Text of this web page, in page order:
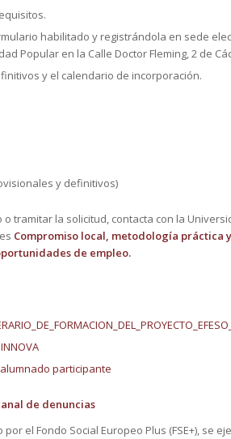
habilitado y registrándola en sede
Popular en la Calle Doctor Fleming, 2 de
y el calendario de incorporación.
y definitivos)
tramitar la solicitud, contacta con la
Compromiso local, metodología práctica
de empleo.
participante
de denuncias
por el Fondo Social Europeo Plus (FSE+),